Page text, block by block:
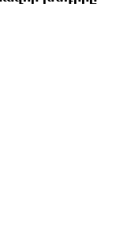
Victories: The 4th
Wrapped Up
Armenian State